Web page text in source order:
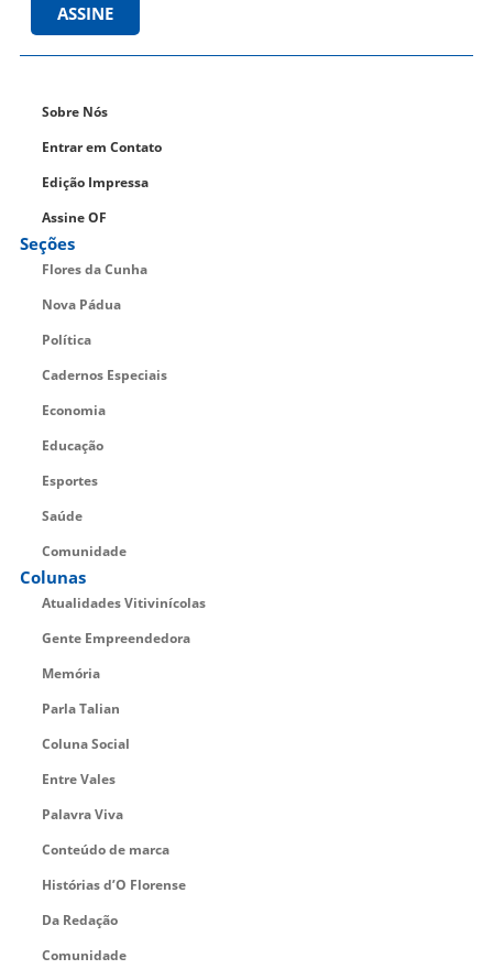
ASSINE
Sobre Nós
Entrar em Contato
Edição Impressa
Assine OF
Seções
Flores da Cunha
Nova Pádua
Política
Cadernos Especiais
Economia
Educação
Esportes
Saúde
Comunidade
Colunas
Atualidades Vitivinícolas
Gente Empreendedora
Memória
Parla Talian
Coluna Social
Entre Vales
Palavra Viva
Conteúdo de marca
Histórias d’O Florense
Da Redação
Comunidade